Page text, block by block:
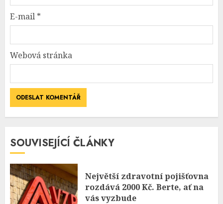
E-mail *
Webová stránka
SOUVISEJÍCÍ ČLÁNKY
Největší zdravotní pojišťovna
rozdává 2000 Kč. Berte, ať na
vás vyzbude